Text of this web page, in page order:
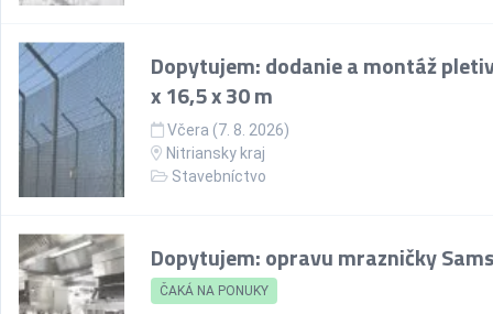
Dopytujem: dodanie a montáž
x 16,5 x 30 m
Včera (7. 8. 2026)
Nitriansky kraj
Stavebníctvo
Dopytujem: opravu mrazničky
ČAKÁ NA PONUKY